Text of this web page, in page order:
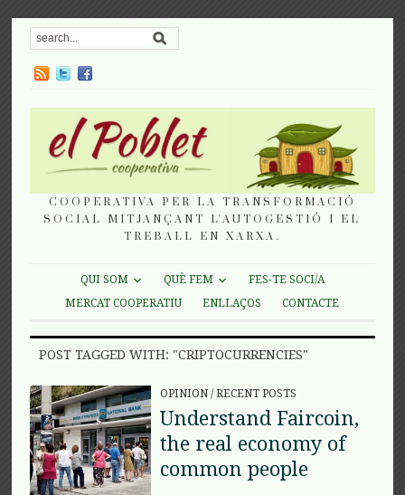
COOPERATIVA PER LA TRANSFORMACIÓ
SOCIAL MITJANÇANT L'AUTOGESTIÓ I EL
TREBALL EN XARXA.
QUI SOM QUÈ FEM
FES-TE SOCI/A
MERCAT COOPERATIU
ENLLAÇOS CONTACTE
POST TAGGED WITH: "CRIPTOCURRENCIES"
OPINION/RECENT POSTS
Understand Faircoin,
the real economy of
common people